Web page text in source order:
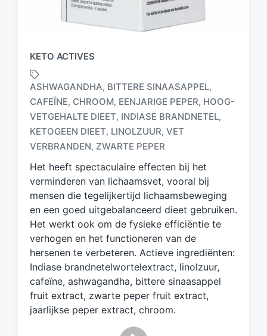
KETO ACTIVES
G
e
t
g
d
m
ASHWAGANDHA, BITTERE SINAASAPPEL,
CAFEÏNE, CHROOM, EENJARIGE PEPER, HOOG-
VETGEHALTE DIEET, INDIASE BRANDNETEL,
KETOGEEN DIEET, LINOLZUUR, VET
VERBRANDEN, ZWARTE PEPER
Het heeft spectaculaire effecten bij het
verminderen van lichaamsvet, vooral bij
mensen die tegelijkertijd lichaamsbeweging
en een goed uitgebalanceerd dieet gebruiken.
Het werkt ook om de fysieke efficiëntie te
verhogen en het functioneren van de
hersenen te verbeteren. Actieve ingrediënten:
Indiase brandnetelwortelextract, linolzuur,
cafeïne, ashwagandha, bittere sinaasappel
fruit extract, zwarte peper fruit extract,
jaarlijkse peper extract, chroom.